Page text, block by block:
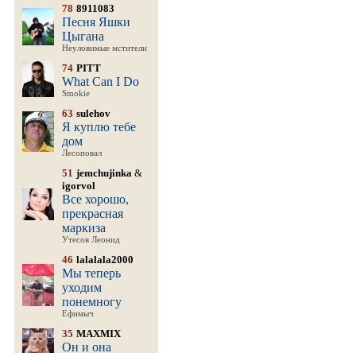
78 8911083
Песня Яшки
Цыгана
Неуловимые мстители
74 PITT
What Can I Do
Smokie
63 sulehov
Я куплю тебе
дом
Лесоповал
51 jemchujinka &
igorvol
Все хорошо,
прекрасная
маркиза
Утесов Леонид
46 lalalala2000
Мы теперь
уходим
понемногу
Ефимыч
35 MAXMIX
Он и она